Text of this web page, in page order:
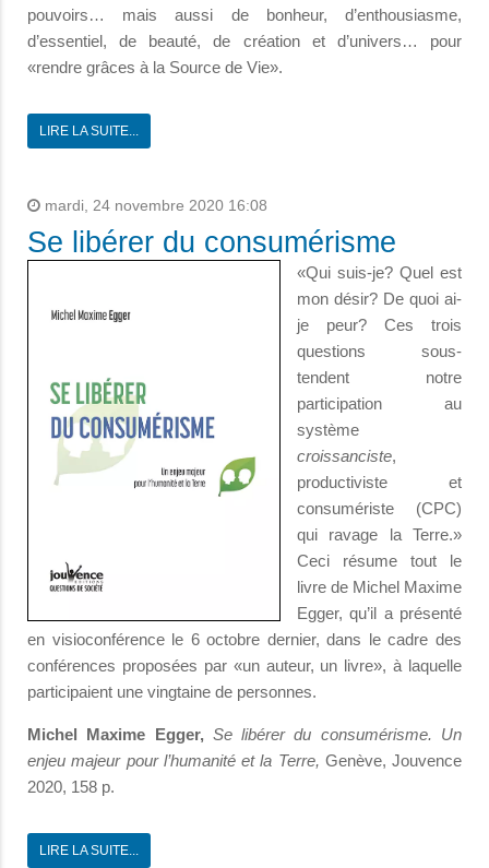
pouvoirs… mais aussi de bonheur, d’enthousiasme,
d’essentiel, de beauté, de création et d’univers… pour
«rendre grâces à la Source de Vie».
LIRE LA SUITE...
mardi, 24 novembre 2020 16:08
Se libérer du consumérisme
«Qui suis-je? Quel est
mon désir? De quoi ai-
je peur? Ces trois
questions sous-
tendent notre
participation au
système
croissanciste,
productiviste et
consumériste (CPC)
qui ravage la Terre.»
Ceci résume tout le
livre de Michel Maxime
Egger, qu’il a présenté
en visioconférence le 6 octobre dernier, dans le cadre des
conférences proposées par «un auteur, un livre», à laquelle
participaient une vingtaine de personnes.
Michel Maxime Egger, Se libérer du consumérisme. Un
enjeu majeur pour l’humanité et la Terre, Genève, Jouvence
2020, 158 p.
LIRE LA SUITE...